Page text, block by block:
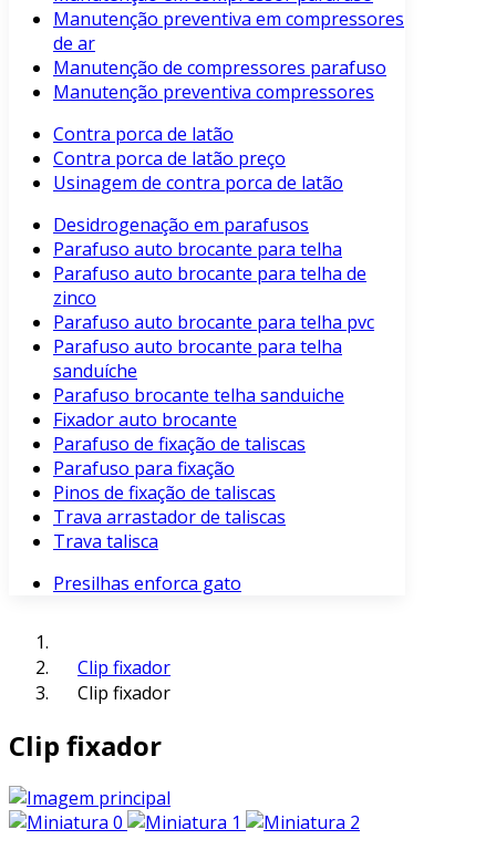
Manutenção preventiva em compressores
de ar
Manutenção de compressores parafuso
Manutenção preventiva compressores
Contra porca de latão
Contra porca de latão preço
Usinagem de contra porca de latão
Desidrogenação em parafusos
Parafuso auto brocante para telha
Parafuso auto brocante para telha de
zinco
Parafuso auto brocante para telha pvc
Parafuso auto brocante para telha
sanduíche
Parafuso brocante telha sanduiche
Fixador auto brocante
Parafuso de fixação de taliscas
Parafuso para fixação
Pinos de fixação de taliscas
Trava arrastador de taliscas
Trava talisca
Presilhas enforca gato
Clip fixador
Clip fixador
Clip fixador